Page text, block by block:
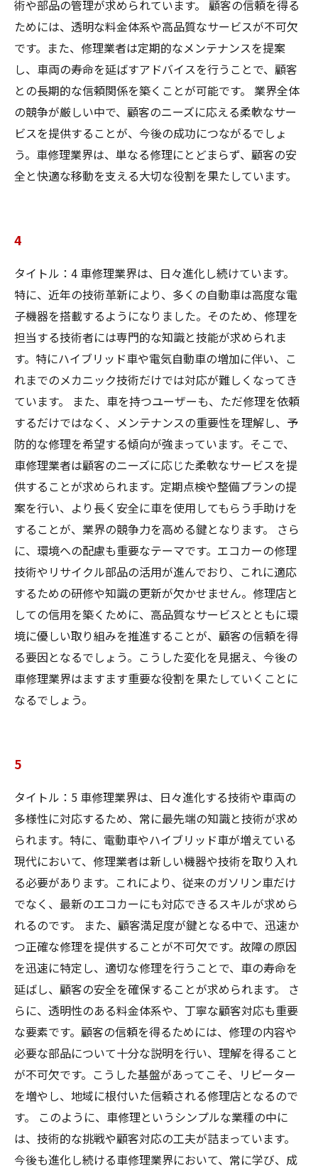
術や部品の管理が求められています。 顧客の信頼を得る
ためには、透明な料金体系や高品質なサービスが不可欠
です。また、修理業者は定期的なメンテナンスを提案
し、車両の寿命を延ばすアドバイスを行うことで、顧客
との長期的な信頼関係を築くことが可能です。 業界全体
の競争が厳しい中で、顧客のニーズに応える柔軟なサー
ビスを提供することが、今後の成功につながるでしょ
う。車修理業界は、単なる修理にとどまらず、顧客の安
全と快適な移動を支える大切な役割を果たしています。
4
タイトル：4 車修理業界は、日々進化し続けています。
特に、近年の技術革新により、多くの自動車は高度な電
子機器を搭載するようになりました。そのため、修理を
担当する技術者には専門的な知識と技能が求められま
す。特にハイブリッド車や電気自動車の増加に伴い、こ
れまでのメカニック技術だけでは対応が難しくなってき
ています。 また、車を持つユーザーも、ただ修理を依頼
するだけではなく、メンテナンスの重要性を理解し、予
防的な修理を希望する傾向が強まっています。そこで、
車修理業者は顧客のニーズに応じた柔軟なサービスを提
供することが求められます。定期点検や整備プランの提
案を行い、より長く安全に車を使用してもらう手助けを
することが、業界の競争力を高める鍵となります。 さら
に、環境への配慮も重要なテーマです。エコカーの修理
技術やリサイクル部品の活用が進んでおり、これに適応
するための研修や知識の更新が欠かせません。修理店と
しての信用を築くために、高品質なサービスとともに環
境に優しい取り組みを推進することが、顧客の信頼を得
る要因となるでしょう。こうした変化を見据え、今後の
車修理業界はますます重要な役割を果たしていくことに
なるでしょう。
5
タイトル：5 車修理業界は、日々進化する技術や車両の
多様性に対応するため、常に最先端の知識と技術が求め
られます。特に、電動車やハイブリッド車が増えている
現代において、修理業者は新しい機器や技術を取り入れ
る必要があります。これにより、従来のガソリン車だけ
でなく、最新のエコカーにも対応できるスキルが求めら
れるのです。 また、顧客満足度が鍵となる中で、迅速か
つ正確な修理を提供することが不可欠です。故障の原因
を迅速に特定し、適切な修理を行うことで、車の寿命を
延ばし、顧客の安全を確保することが求められます。 さ
らに、透明性のある料金体系や、丁寧な顧客対応も重要
な要素です。顧客の信頼を得るためには、修理の内容や
必要な部品について十分な説明を行い、理解を得ること
が不可欠です。こうした基盤があってこそ、リピーター
を増やし、地域に根付いた信頼される修理店となるので
す。 このように、車修理というシンプルな業種の中に
は、技術的な挑戦や顧客対応の工夫が詰まっています。
今後も進化し続ける車修理業界において、常に学び、成